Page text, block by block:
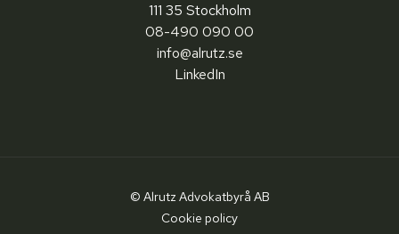
111 35 Stockholm
08-490 090 00
info@alrutz.se
LinkedIn
© Alrutz Advokatbyrå AB
Cookie policy